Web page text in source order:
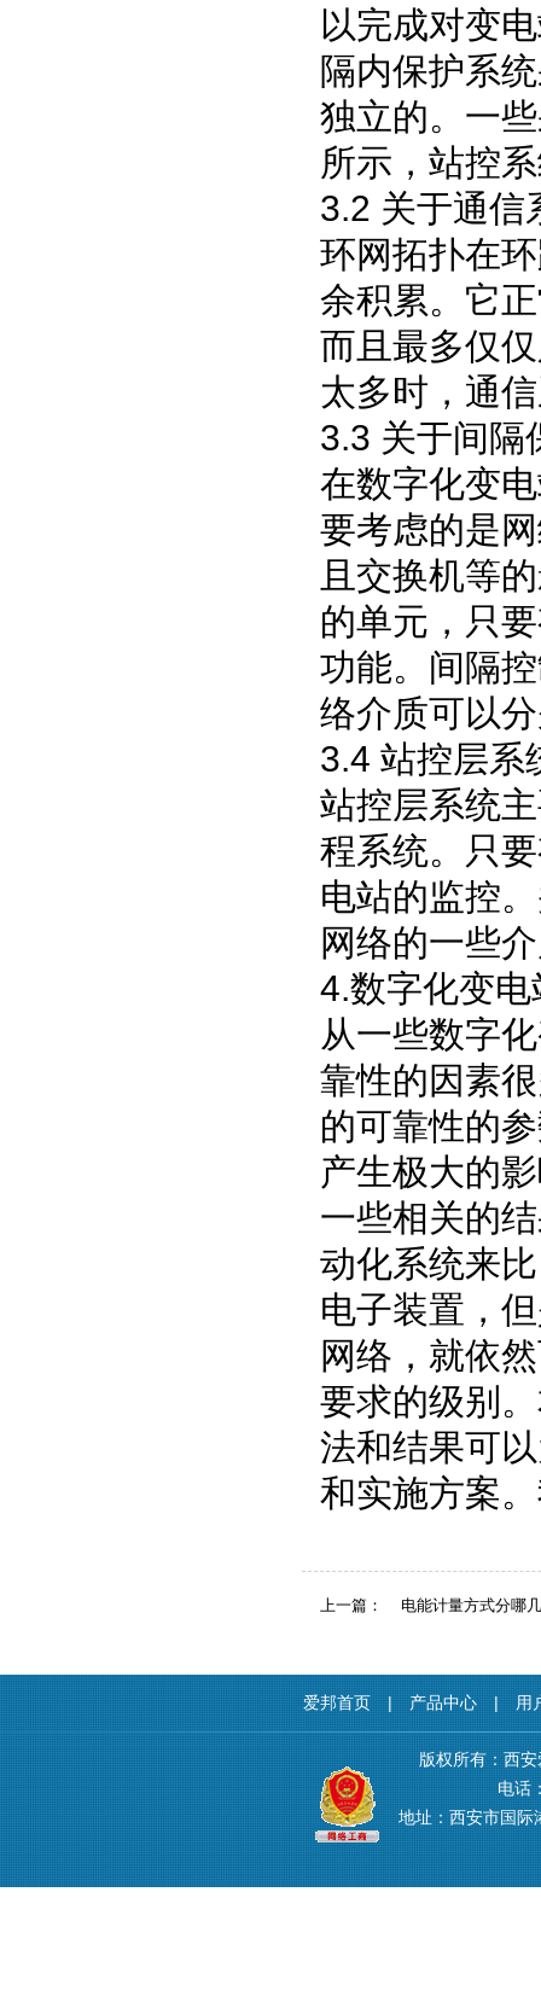
以完成对变
隔内保护系
独立的。一
所示，站控
3.2 关于通信
环网拓扑在
余积累。它
而且最多仅
太多时，通
3.3 关于间隔
在数字化变
要考虑的是
且交换机等
的单元，只
功能。间隔
络介质可以
3.4 站控层系
站控层系统
程系统。只
电站的监控
网络的一些
4.数字化变
从一些数字
靠性的因素
的可靠性的
产生极大的
一些相关的
动化系统来
电子装置，
网络，就依
要求的级别
法和结果可
和实施方案
上一篇： 电能计量方式分哪
爱邦首页 | 产品中心 | 用
版权所有：西
电话
地址：西安市国际